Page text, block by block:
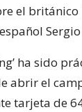
el británico
ha sido
abrir el
tarjeta de